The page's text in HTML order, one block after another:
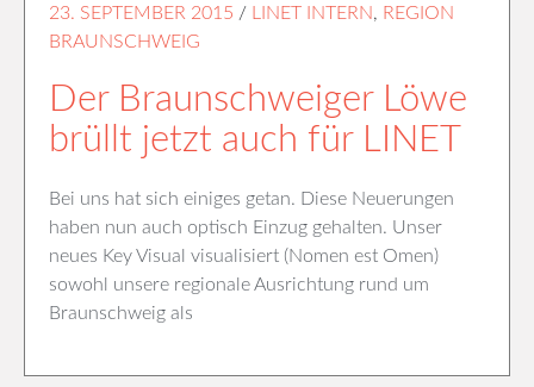
23. SEPTEMBER 2015 / LINET INTERN, REGION
BRAUNSCHWEIG
Der Braunschweiger Löwe
brüllt jetzt auch für LINET
Bei uns hat sich einiges getan. Diese Neuerungen
haben nun auch optisch Einzug gehalten. Unser
neues Key Visual visualisiert (Nomen est Omen)
sowohl unsere regionale Ausrichtung rund um
Braunschweig als